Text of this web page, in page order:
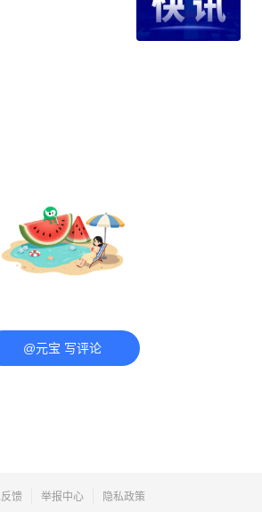
@元宝 写评论
馈 举报中心 隐私政策